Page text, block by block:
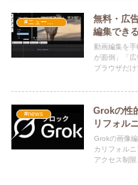
#ニュース・社会・コラム
無料・広
編集でき
動画編集を
が面倒」「
ブラウザだ
#news
Grokの性
リフォル
Grokの画像
カリフォル
アクセス制